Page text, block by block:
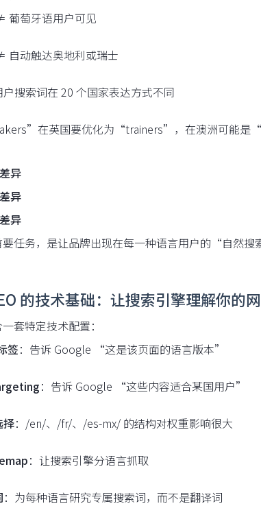
葡萄牙语用户可见
自动触达奥地利或瑞士
搜索词在 20 个国家表达方式不同
在英国要优化为“trainers”，在澳洲可能是
异
异
异
要任务，是让品牌出现在每一种语言用户的“自然搜
的技术基础：让搜索引擎理解你的
套特定技术配置：
签：告诉 Google “这是该页面的语言版本”
：告诉 Google “这些内容适合某国用户”
择：/en/、/fr/、/es-mx/ 的结构对权重影响很大
：让搜索引擎分语言抓取
：为每种语言研究专属搜索词，而不是翻译词